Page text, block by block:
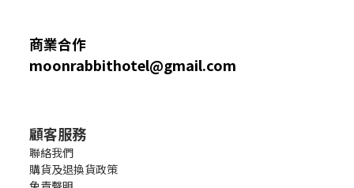
商業合作
moonrabbithotel@gmail.com
顧客服務
聯絡我們
購貨及退換貨政策